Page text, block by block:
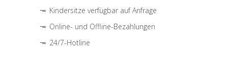
Kindersitze verfügbar auf Anfrage
Online- und Offline-Bezahlungen
24/7-Hotline